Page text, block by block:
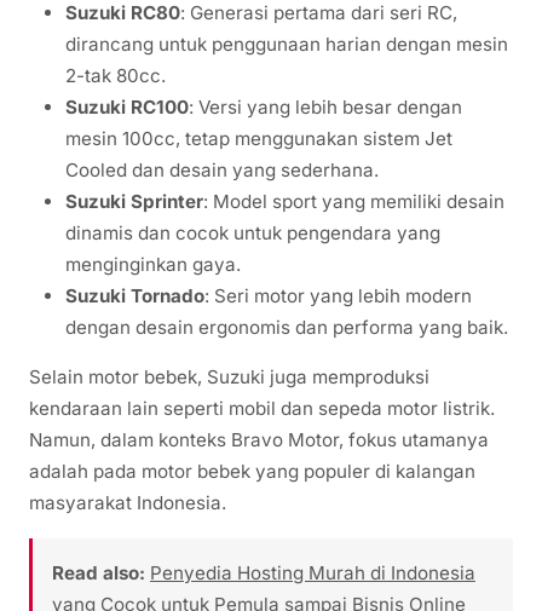
Suzuki RC80: Generasi pertama dari seri RC,
dirancang untuk penggunaan harian dengan mesin
2-tak 80cc.
Suzuki RC100: Versi yang lebih besar dengan
mesin 100cc, tetap menggunakan sistem Jet
Cooled dan desain yang sederhana.
Suzuki Sprinter: Model sport yang memiliki desain
dinamis dan cocok untuk pengendara yang
menginginkan gaya.
Suzuki Tornado: Seri motor yang lebih modern
dengan desain ergonomis dan performa yang baik.
Selain motor bebek, Suzuki juga memproduksi
kendaraan lain seperti mobil dan sepeda motor listrik.
Namun, dalam konteks Bravo Motor, fokus utamanya
adalah pada motor bebek yang populer di kalangan
masyarakat Indonesia.
Read also: Penyedia Hosting Murah di Indonesia
yang Cocok untuk Pemula sampai Bisnis Online